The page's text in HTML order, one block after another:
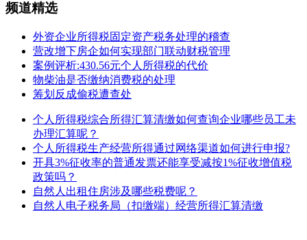
频道精选
外资企业所得税固定资产税务处理的稽查
营改增下房企如何实现部门联动财税管理
案例评析:430.56元个人所得税的代价
物柴油是否缴纳消费税的处理
筹划反成偷税遭查处
个人所得税综合所得汇算清缴如何查询企业哪些员工未
办理汇算呢？
个人所得税生产经营所得通过网络渠道如何进行申报?
开具3%征收率的普通发票还能享受减按1%征收增值税
政策吗？
自然人出租住房涉及哪些税费呢？
自然人电子税务局（扣缴端）经营所得汇算清缴